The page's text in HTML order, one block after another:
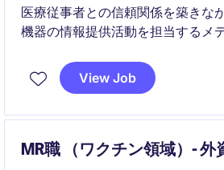
医療従事者との信頼関係を築きな
機器の情報提供活動を担当するメ
が整っており、医療業界で専門性
を目指せます。
View Job
MR職 （ワクチン領域）- 外